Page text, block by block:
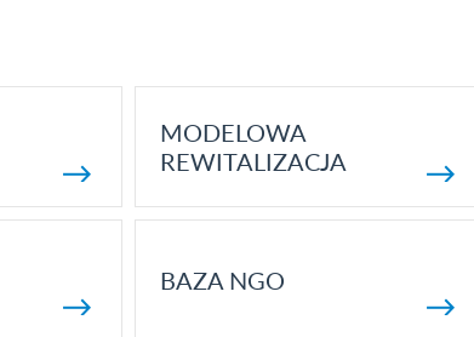
MODELOWA
REWITALIZACJA
BAZA NGO